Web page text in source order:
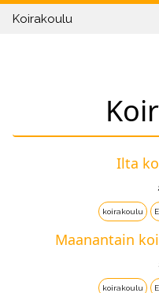
Koirakoulu
Ilta
koirakoulu
Maanantain
koirakoulu